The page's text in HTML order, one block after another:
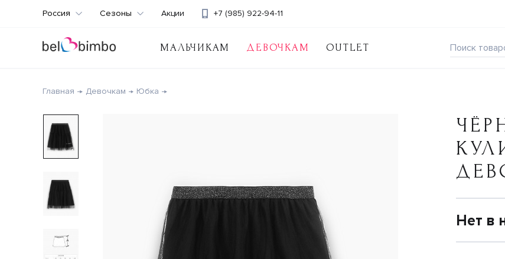
МАЛЬЧИКАМ ДЕВОЧКАМ OUTLET
+7 (985) 922-94-11
Россия Сезоны Акции
Главная Девочкам Юбка
Нет в